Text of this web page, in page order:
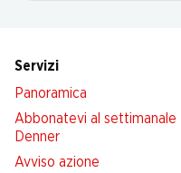
Servizi
Panoramica
Abbonatevi al settimanale
Denner
Avviso azione